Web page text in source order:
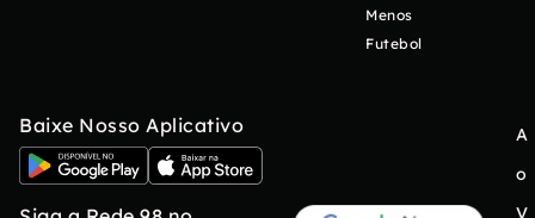
Menos
Futebol
Baixe Nosso Aplicativo
A
o
V